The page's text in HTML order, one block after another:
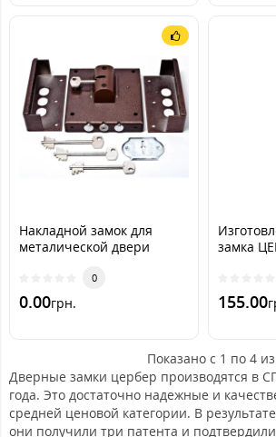
Накладной замок для
металической двери
0
0.00грн.
замка
155.00
Показано с 1 по 4
Дверные замки цербер производятся в
года. Это достаточно надежные и
средней ценовой категории. В
они получили три патента и